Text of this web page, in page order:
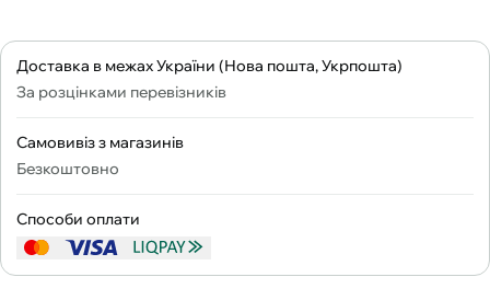
Доставка в межах України (Нова пошта, Укрпошта)
За розцінками перевізників
Самовивіз з магазинів
Безкоштовно
Способи оплати